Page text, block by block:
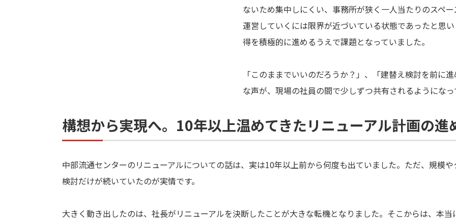
ないため集中しにくい、事務所が狭く一人当たりのスペ
運営していくには限界が近づいている状態であったと思
得を積極的に進めるうえで課題となっていました。
「このままでいいのだろうか？」、「建替え検討を前に
な声が、現場の社員の間で少しずつ共有されるようにな
構想から実現へ。10年以上温めてきたリニューアル計画の進
中部流通センターのリニューアルについての話は、実は10年以上前から何度も出ていました。ただ、規模
検討だけが続いていたのが実情です。
大きく動き出したのは、社長がリニューアルを決断したことが大きな転機となりました。そこからは、本